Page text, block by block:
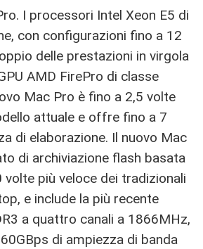
I processori Intel Xeon E5 di
con configurazioni fino a 12
delle prestazioni in virgola
AMD FirePro di classe
Mac Pro è fino a 2,5 volte
attuale e offre fino a 7
di elaborazione. Il nuovo Mac
di archiviazione flash basata
volte più veloce dei tradizionali
e include la più recente
a quattro canali a 1866MHz,
di ampiezza di banda